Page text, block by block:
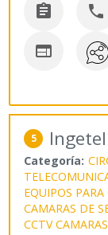
 

5 Ingetel
Categoría:
EQUIPOS
CAMARAS DE
CCTV